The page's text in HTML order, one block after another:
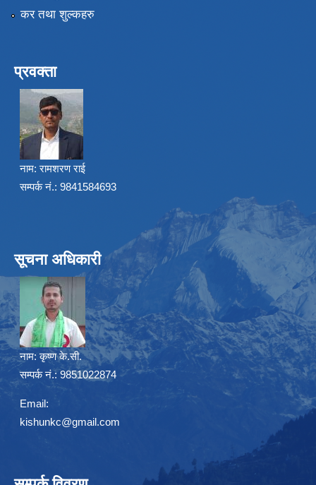
कर तथा शुल्कहरु
प्रवक्ता
नाम: रामशरण राई
सम्पर्क नं.: 9841584693
सूचना अधिकारी
नाम: कृष्ण के.सी.
सम्पर्क नं.: 9851022874
Email:
kishunkc@gmail.com